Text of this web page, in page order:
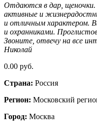
Отдаются в дар,
активные и
и отличным характером.
и охранниками.
Звоните, отвечу на все
Николай
0.00 руб.
Страна: Россия
Регион: Московский
Город: Москва